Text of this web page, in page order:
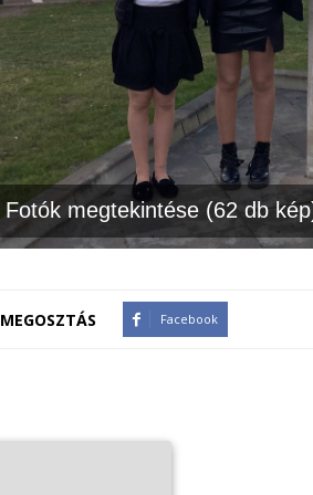
Fotók megtekintése (62 db
MEGOSZTÁS Facebook